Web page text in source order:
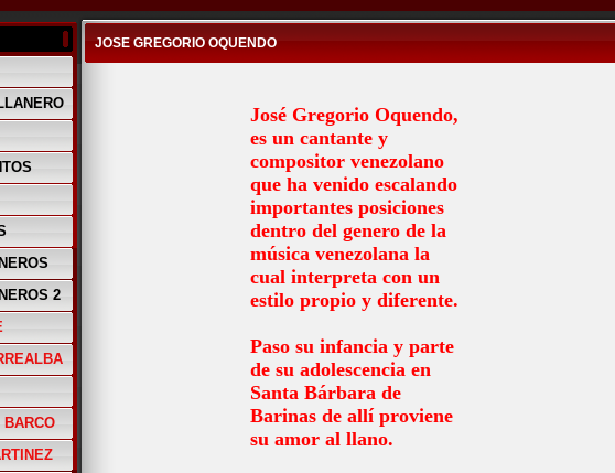
2
JOSE GREGORIO OQUENDO
José Gregorio Oquendo,
es un cantante y
compositor venezolano
que ha venido escalando
importantes posiciones
dentro del genero de la
música venezolana la
cual interpreta con un
estilo propio y diferente.
Paso su infancia y parte
de su adolescencia en
Santa Bárbara de
Barinas de allí proviene
su amor al llano.